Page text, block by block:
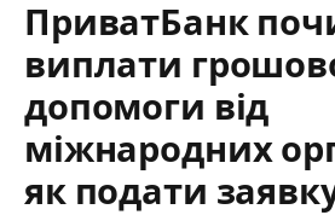
ПриватБанк
виплати
допомоги від
міжнародних
як подати